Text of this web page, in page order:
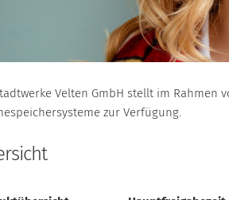
Velten GmbH stellt im
zur Verfügung.